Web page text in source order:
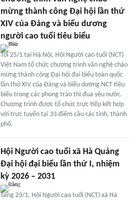
mừng thành công Đại hội lần thứ
XIV của Đảng và biểu dương
người cao tuổi tiêu biểu
Tối 25/1 tại Hà Nội, Hội Người cao tuổi (NCT)
Việt Nam tổ chức chương trình văn nghệ chào
mừng thành công Đại hội đại biểu toàn quốc
lần thứ XIV của Đảng và biểu dương NCT tiêu
biểu trong các phong trào thi đua yêu nước.
Chương trình được tổ chức trực tiếp kết hợp
với trực tuyến tại 33 điểm cầu các tỉnh, thành
phố.
Hội Người cao tuổi xã Hà Quảng
Đại hội đại biểu lần thứ I, nhiệm
kỳ 2026 – 2031
Sáng 23/1, Hội Người cao tuổi (NCT) xã Hà